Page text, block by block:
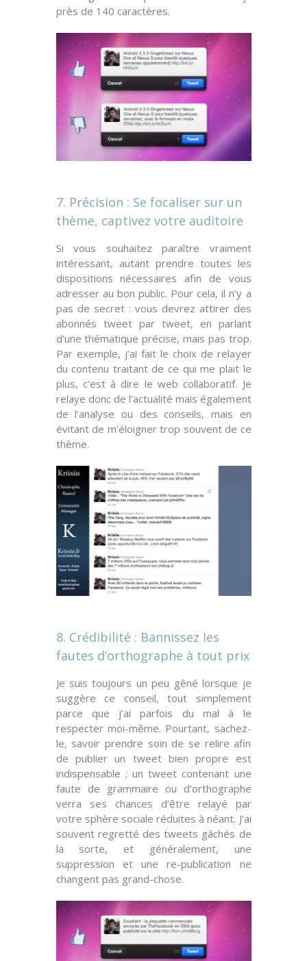
près de 140 caractères.
7. Précision : Se focaliser sur un
thème, captivez votre auditoire
Si vous souhaitez paraître vraiment
intéressant, autant prendre toutes les
dispositions nécessaires afin de vous
adresser au bon public. Pour cela, il n’y a
pas de secret : vous devrez attirer des
abonnés tweet par tweet, en parlant
d’unethématique précise, mais pas trop.
Par exemple, j’ai fait le choix de relayer
du contenu traitant de ce qui me plait le
plus, c’est à dire le web collaboratif. Je
relaye donc de l’actualité mais également
de l’analyse ou des conseils, mais en
évitant de m’éloigner trop souvent de ce
thème.
8. Crédibilité : Bannissez les
fautes d’orthographe à tout prix
Je suis toujours un peu gêné lorsque je
suggère ce conseil, tout simplement
parce que j’ai parfois du mal à le
respecter moi-même. Pourtant, sachez-
le, savoir prendre soin de se relire afin
de publier un tweet bienpropre est
indispensable ; un tweet contenant une
faute de grammaire ou d’orthographe
verra ses chances d’être relayé par
votre sphère sociale réduites ànéant. J’ai
souvent regretté des tweets gâchés de
la sorte, et généralement, une
suppression et une re-publication ne
changent pas grand-chose.